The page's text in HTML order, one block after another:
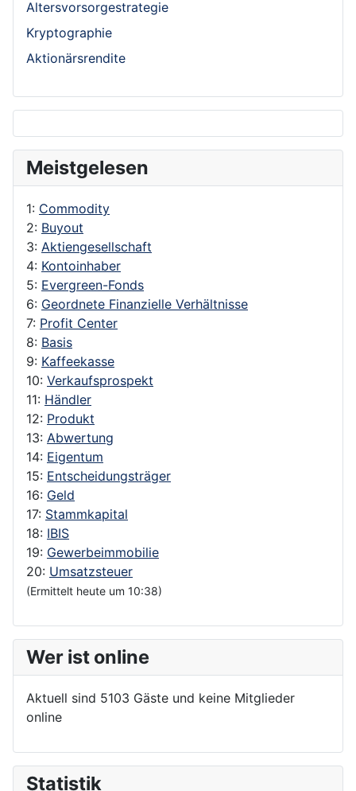
Altersvorsorgestrategie
Kryptographie
Aktionärsrendite
Meistgelesen
1: Commodity
2: Buyout
3: Aktiengesellschaft
4: Kontoinhaber
5: Evergreen-Fonds
6: Geordnete Finanzielle Verhältnisse
7: Profit Center
8: Basis
9: Kaffeekasse
10: Verkaufsprospekt
11: Händler
12: Produkt
13: Abwertung
14: Eigentum
15: Entscheidungsträger
16: Geld
17: Stammkapital
18: IBIS
19: Gewerbeimmobilie
20: Umsatzsteuer
(Ermittelt heute um 10:38)
Wer ist online
Aktuell sind 5103 Gäste und keine Mitglieder
online
Statistik